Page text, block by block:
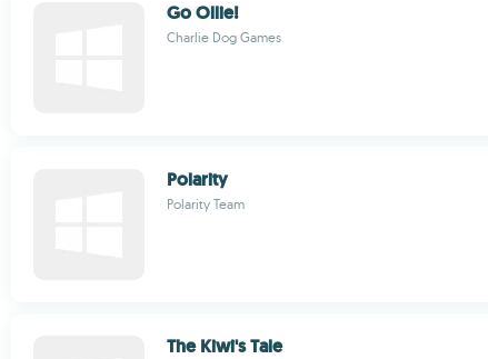
Go Ollie!
Charlie Dog Games
Polarity
Polarity Team
The Kiwi's Tale